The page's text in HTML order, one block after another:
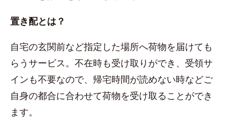
置き配とは？
自宅の玄関前など指定した場所へ荷物を届けても
らうサービス。不在時も受け取りができ、受領サ
インも不要なので、帰宅時間が読めない時などご
自身の都合に合わせて荷物を受け取ることができ
ます。